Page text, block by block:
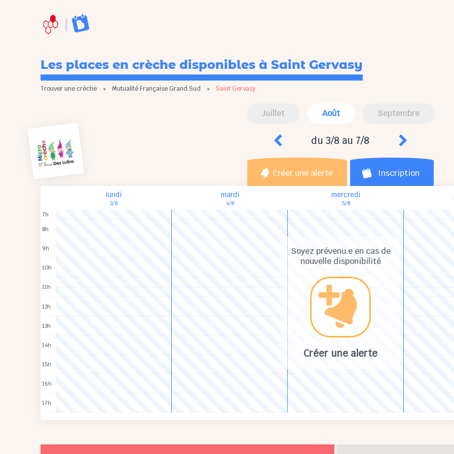
Les places en crèche disponibles à Saint Gervasy
Trouver une crèche » Mutualité Française Grand Sud » Saint Gervasy
Juillet Août Septembre
du 3/8 au 7/8
Créer une alerte Inscription
Soyez prévenu.e en cas de
nouvelle disponibilité
Créer une alerte
lundi
3/8
mardi
4/8
mercredi
5/8
7h
8h
9h
10h
11h
12h
13h
14h
15h
16h
17h